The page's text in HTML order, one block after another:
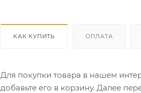
КАК КУПИТЬ ОПЛАТА
Для покупки товара в нашем
добавьте его в корзину. Далее